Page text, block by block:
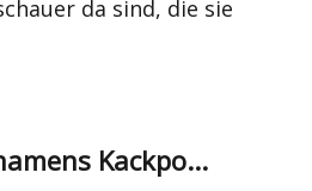
da sind, die sie
Kackpo...